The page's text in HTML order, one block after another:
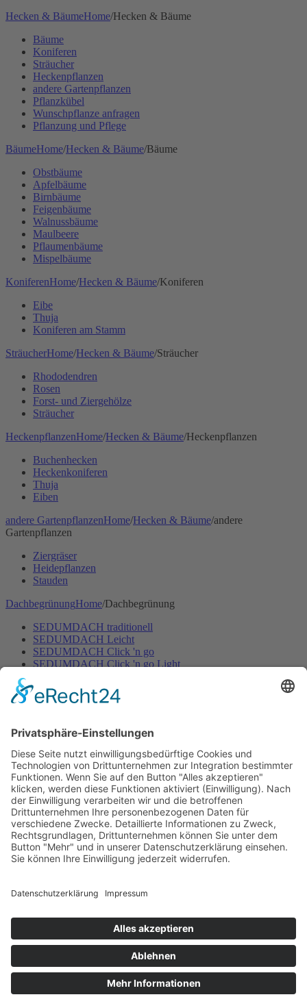
Hecken & BäumeHome/Hecken & Bäume
Bäume
Koniferen
Sträucher
Heckenpflanzen
andere Gartenpflanzen
Pflanzkübel
Wunschpflanze anfragen
Pflanzung und Pflege
BäumeHome/Hecken & Bäume/Bäume
Obstbäume
Apfelbäume
Birnbäume
Feigenbäume
Walnussbäume
Maulbeere
Pflaumenbäume
Mispelbäume
KoniferenHome/Hecken & Bäume/Koniferen
Eibe
Thuja
Koniferen am Stamm
SträucherHome/Hecken & Bäume/Sträucher
Rhododendren
Rosen
Forst- und Ziergehölze
Sträucher
HeckenpflanzenHome/Hecken & Bäume/Heckenpflanzen
Buchenhecken
Heckenkoniferen
Thuja
Eiben
andere GartenpflanzenHome/Hecken & Bäume/andere
Gartenpflanzen
Ziergräser
Heidepflanzen
Stauden
DachbegrünungHome/Dachbegrünung
SEDUMDACH traditionell
SEDUMDACH Leicht
SEDUMDACH Click 'n go
SEDUMDACH Click 'n go Light
Biodiversitätsdach Leicht
Rasen
Hecken & Beete
Zubehör Bewässerung
MähroboterHome/Mähroboter
Mähroboter mit Begrenzungskabel
Mähroboter ohne Begrenzungskabel
Zubehör für Mähroboter
DüngerHome/Dünger
Rasaflor
Kundenkonto
E-Mail / Benutzername: